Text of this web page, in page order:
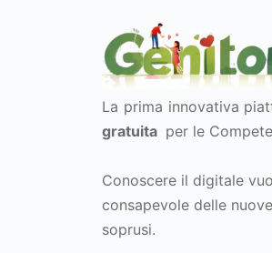
La prima innovativa
gratuita per le
Conoscere il digitale
consapevole delle
soprusi.